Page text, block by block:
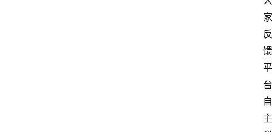
家
反
馈
平
台
自
主